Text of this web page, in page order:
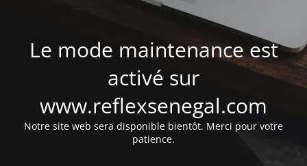
Le mode maintenance est
activé sur
www.reflexsenegal.com
Notre site web sera disponible bientôt. Merci pour votre
patience.